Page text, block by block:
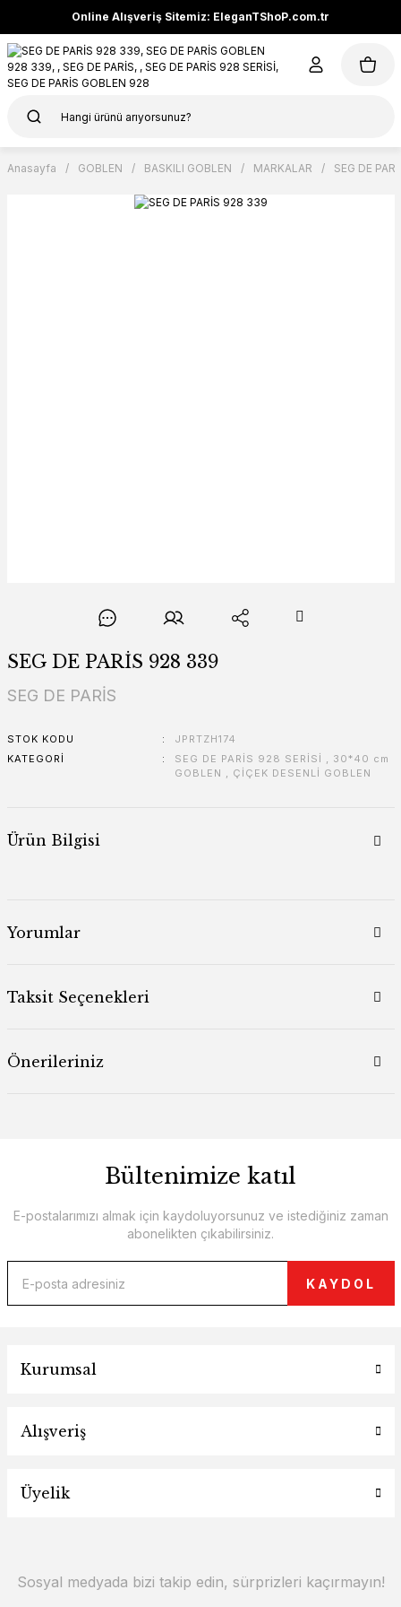
Online Alışveriş Sitemiz: EleganTShoP.com.tr
Anasayfa GOBLEN BASKILI GOBLEN MARKALAR SEG DE
SEG DE PARİS 928 339
SEG DE PARİS
STOK KODU
JPRTZH174
KATEGORI
SEG DE PARİS 928 SERİSİ , 30*40 cm
GOBLEN , ÇİÇEK DESENLİ GOBLEN
Ürün Bilgisi
Yorumlar
Taksit Seçenekleri
Önerileriniz
Bültenimize katıl
E-postalarımızı almak için kaydoluyorsunuz ve istediğiniz zaman
abonelikten çıkabilirsiniz.
KAYDOL
Kurumsal
Alışveriş
Üyelik
Sosyal medyada bizi takip edin, sürprizleri kaçırmayın!